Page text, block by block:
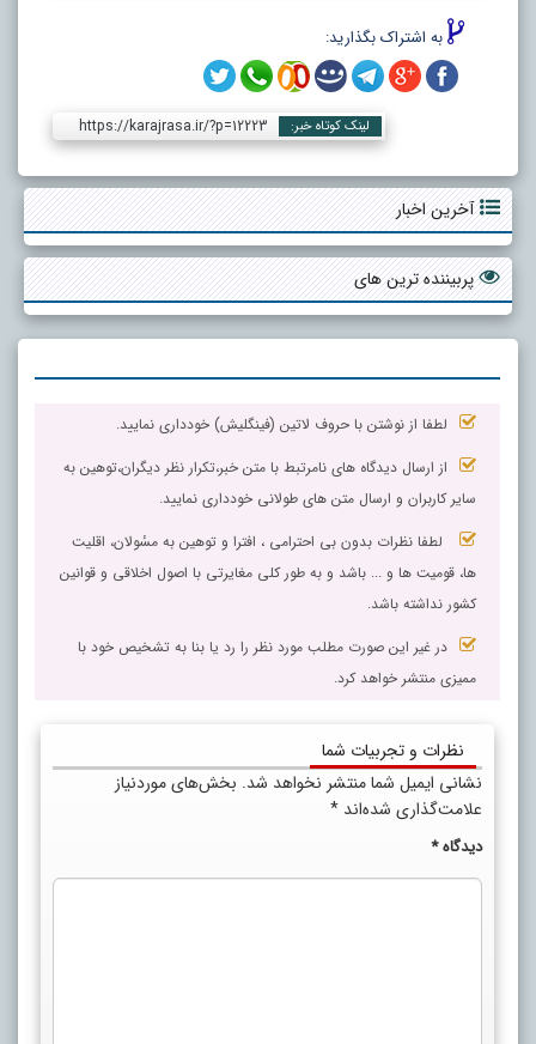
به اشتراک بگذارید:
لینک کوتاه خبر: https://karajrasa.ir/?p=12223
آخرین اخبار
پربیننده ترین های
لطفا از نوشتن با حروف لاتین (فینگلیش) خودداری نمایید.
از ارسال دیدگاه های نامرتبط با متن خبر،تکرار نظر دیگران،توهین به
سایر کاربران و ارسال متن های طولانی خودداری نمایید.
لطفا نظرات بدون بی احترامی ، افترا و توهین به مسٔولان، اقلیت
ها، قومیت ها و ... باشد و به طور کلی مغایرتی با اصول اخلاقی و قوانین
کشور نداشته باشد.
در غیر این صورت مطلب مورد نظر را رد یا بنا به تشخیص خود با
ممیزی منتشر خواهد کرد.
نظرات و تجربیات شما
نشانی ایمیل شما منتشر نخواهد شد. بخش‌های موردنیاز
علامت‌گذاری شده‌اند *
دیدگاه*